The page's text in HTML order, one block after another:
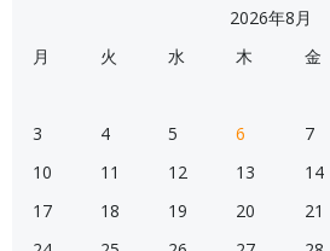
2026年8月
月
火 水 木 金
3
4 5 6 7
10
11 12 13 14
17
18 19 20 21